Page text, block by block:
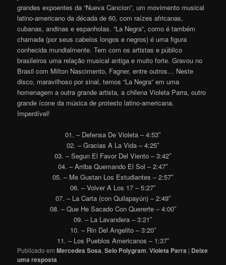
grandes expoentes da “Nueva Cancion”, um movimento musical
latino-americano da década de 60, com raízes africanas,
cubanas, andinas e espanholas. “La Negra”, como é também
chamada (por seus cabelos longos e negros) é uma figura
conhecida mundialmente. Tem com os artistas e público
brasileiros uma relação musical antiga e muito forte. Gravou no
Brasil com Milton Nascimento, Fagner, entre outros… Neste
disco, maravilhoso por sinal, temos “La Negra” em uma
homenagem a outra grande artista, a chilena Violeta Parra, outro
grande ícone da música de protesto latino-americana.
Imperdível!
01. – Defensa De Violeta – 4:53″
02. – Gracias A La Vida – 4:25″
03. – Segun El Favor Del Viento – 3:42″
04. – Arriba Quemando El Sol – 2:47″
05. – Me Gustan Los Estudiantes – 2:57″
06. – Volver A Los 17 – 5:27″
07. – La Carta (con Quilapayún) – 2:49″
08. – Que He Sacado Con Quererte – 4:00″
09. – La Lavandera – 3:21″
10. – Rin Del Angelito – 3:20″
11. – Los Pueblos Americanos – 1:37″
Publicado em Mercedes Sosa,Selo Polygram,Violeta Parra | Deixe
uma resposta